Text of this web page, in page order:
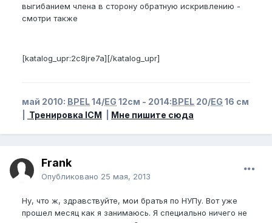
выгибанием члена в сторону обратную искривлению -
смотри также
[katalog_upr:2c8jre7a][/katalog_upr]
май 2010: BPEL14/EG 12см - 2014:BPEL 20/EG 16 см
Тренировка ICM Мне пишите сюда
Frank
Опубликовано 25 мая, 2013
Ну, что ж, здравствуйте, мои братья по НУПу. Вот уже
прошел месяц как я занимаюсь. Я специально ничего не